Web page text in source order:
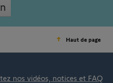
Haut de page
nos vidéos, notices et FAQ